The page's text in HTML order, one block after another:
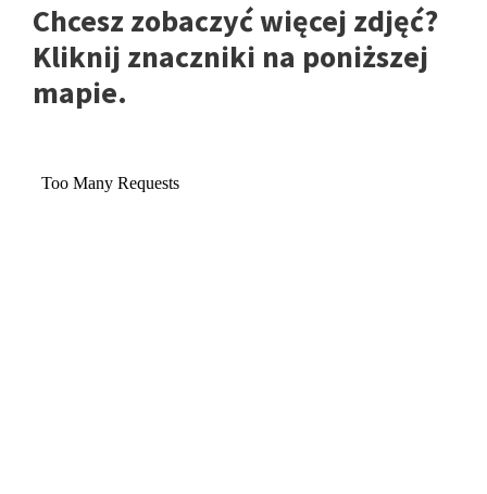
Chcesz zobaczyć więcej zdjęć?
Kliknij znaczniki na poniższej
mapie.